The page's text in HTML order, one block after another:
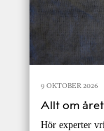
9 OKTOBER 2026
Allt om
Hör experter